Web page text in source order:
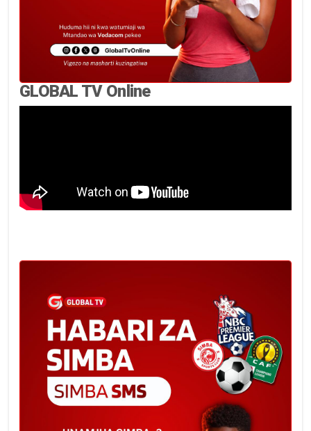
GLOBAL TV Online